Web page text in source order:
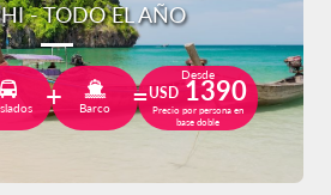
- TODO EL AÑO
Barco
Desde
USD1390
Precio por persona en
base doble